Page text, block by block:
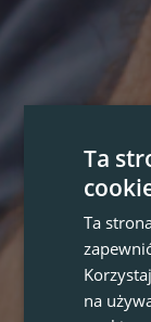
Ta
Ta
na